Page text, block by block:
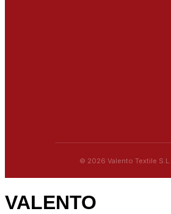
© 2026 Valento Textile S.L.
VALENTO